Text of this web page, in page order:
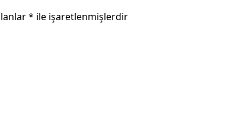
* ile işaretlenmişlerdir